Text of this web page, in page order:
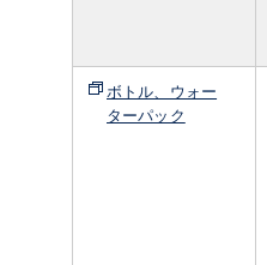
ボトル、ウォー
ターパック